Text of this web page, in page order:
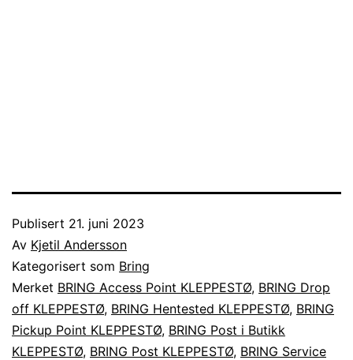
Publisert 21. juni 2023
Av Kjetil Andersson
Kategorisert som Bring
Merket BRING Access Point KLEPPESTØ, BRING Drop
off KLEPPESTØ, BRING Hentested KLEPPESTØ, BRING
Pickup Point KLEPPESTØ, BRING Post i Butikk
KLEPPESTØ, BRING Post KLEPPESTØ, BRING Service